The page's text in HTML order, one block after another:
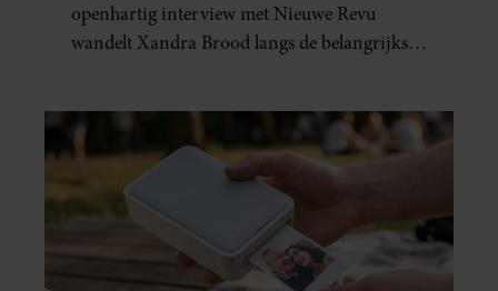
openhartig interview met Nieuwe Revu
wandelt Xandra Brood langs de belangrijkste
Leidsedwarsstraat roept een stortvloed aan
herinneringen op. Daar begon hun leven
samen en werd dochter Lola geboren.